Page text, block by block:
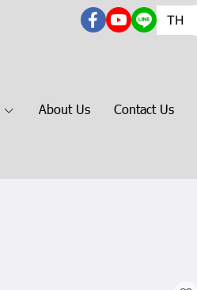
TH
About Us Contact Us